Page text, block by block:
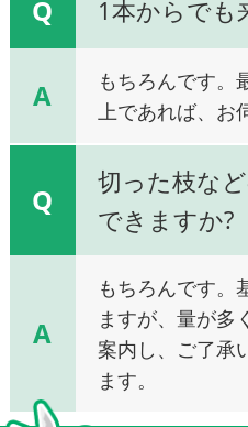
Q 1本からでも
A
もちろんです。
上であれば、お
Q
切った枝な
できますか?
A
もちろんです。
ますが、量が多
案内し、ご了承
ます。